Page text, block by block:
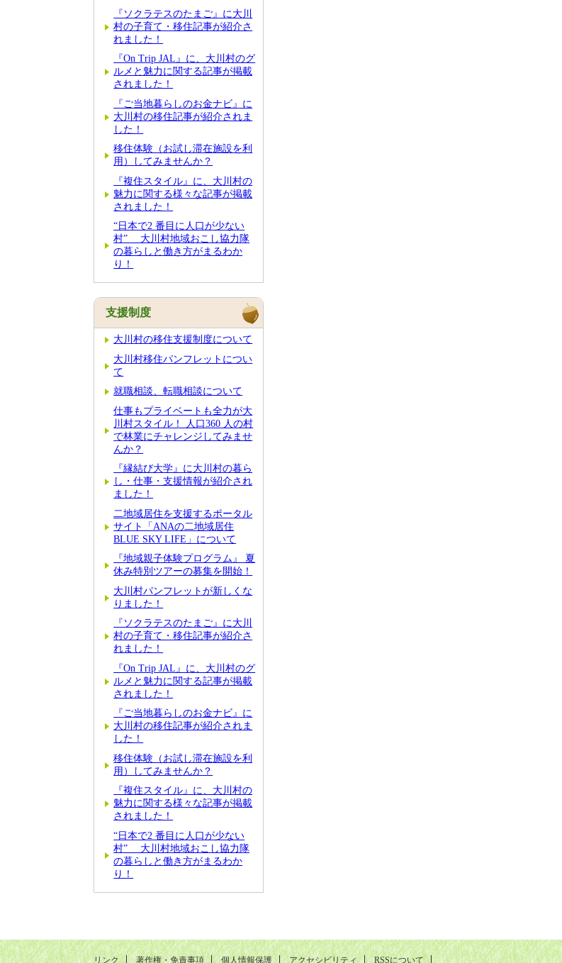
『ソクラテスのたまご』に大川
村の子育て・移住記事が紹介さ
れました！
『On Trip JAL』に、大川村のグ
ルメと魅力に関する記事が掲載
されました！
『ご当地暮らしのお金ナビ』に
大川村の移住記事が紹介されま
した！
移住体験（お試し滞在施設を利
用）してみませんか？
『複住スタイル』に、大川村の
魅力に関する様々な記事が掲載
されました！
“日本で2 番目に人口が少ない
村” 大川村地域おこし協力隊
の暮らしと働き方がまるわか
り！
支援制度
大川村の移住支援制度について
大川村移住パンフレットについ
て
就職相談、転職相談について
仕事もプライベートも全力が大
川村スタイル！ 人口360 人の村
で林業にチャレンジしてみませ
んか？
『縁結び大学』に大川村の暮ら
し・仕事・支援情報が紹介され
ました！
二地域居住を支援するポータル
サイト「ANAの二地域居住
BLUE SKY LIFE」について
『地域親子体験プログラム』 夏
休み特別ツアーの募集を開始！
大川村パンフレットが新しくな
りました！
『ソクラテスのたまご』に大川
村の子育て・移住記事が紹介さ
れました！
『On Trip JAL』に、大川村のグ
ルメと魅力に関する記事が掲載
されました！
『ご当地暮らしのお金ナビ』に
大川村の移住記事が紹介されま
した！
移住体験（お試し滞在施設を利
用）してみませんか？
『複住スタイル』に、大川村の
魅力に関する様々な記事が掲載
されました！
“日本で2 番目に人口が少ない
村” 大川村地域おこし協力隊
の暮らしと働き方がまるわか
り！
リンク 著作権・免責事項 個人情報保護 アクセシビリティ RSSについて